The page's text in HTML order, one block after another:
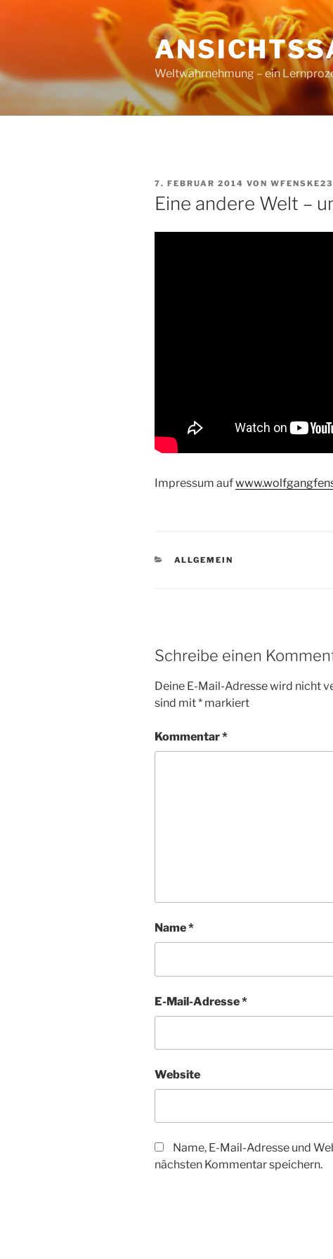
Weltwahrnehmung – ein
VERÖFFENTLICHT
AM
7. FEBRUAR 2014 VON WFENSKE23
Eine andere Welt –
Impressum auf
KATEGORIEN
ALLGEMEIN
Schreibe einen
Deine E-Mail-Adresse wird nicht
sind mit* markiert
Kommentar*
Name*
E-Mail-Adresse*
Website
Name, E-Mail-Adresse und
nächsten Kommentar speichern.